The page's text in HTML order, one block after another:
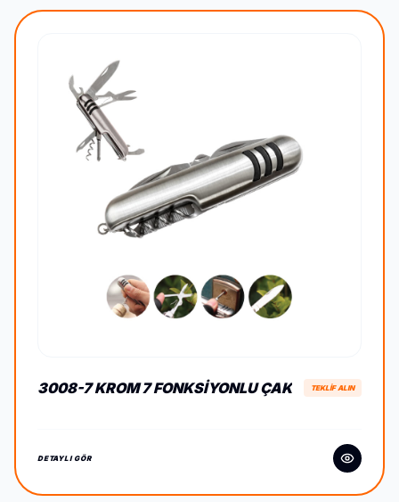
3008-7 KROM 7 FONKSIYONLU ÇAK TEKLİF ALIN
DETAYLI GÖR